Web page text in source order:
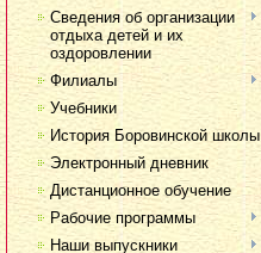
Сведения об организации
отдыха детей и их
оздоровлении
Филиалы
Учебники
История Боровинской школы
Электронный дневник
Дистанционное обучение
Рабочие программы
Наши выпускники